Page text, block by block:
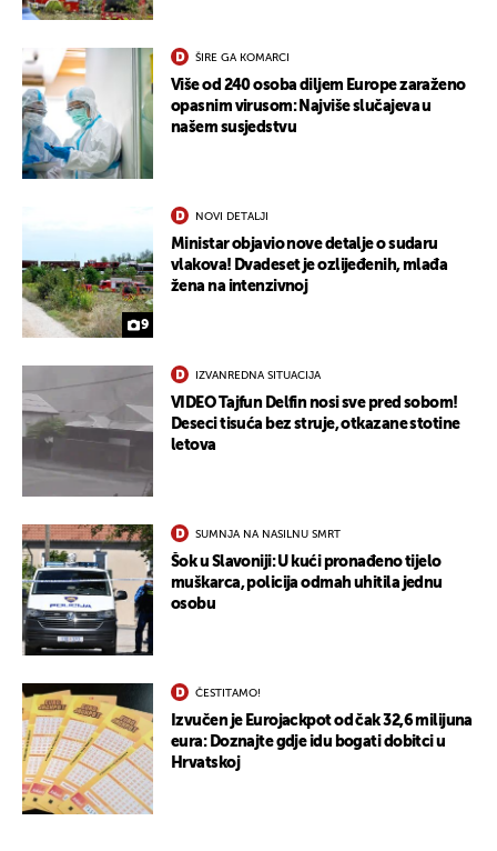
ŠIRE GA KOMARCI
Više od 240 osoba diljem Europe zaraženo
opasnim virusom: Najviše slučajeva u
našem susjedstvu
9
NOVI DETALJI
Ministar objavio nove detalje o sudaru
vlakova! Dvadeset je ozlijeđenih, mlađa
žena na intenzivnoj
IZVANREDNA SITUACIJA
VIDEO Tajfun Delfin nosi sve pred sobom!
Deseci tisuća bez struje, otkazane stotine
letova
SUMNJA NA NASILNU SMRT
Šok u Slavoniji: U kući pronađeno tijelo
muškarca, policija odmah uhitila jednu
osobu
ČESTITAMO!
Izvučen je Eurojackpot od čak 32,6 milijuna
eura: Doznajte gdje idu bogati dobitci u
Hrvatskoj